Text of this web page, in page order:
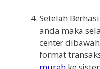
Setelah
anda maka
center
format